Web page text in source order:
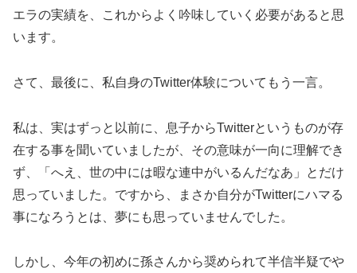
エラの実績を、これからよく吟味していく必要があると思
います。
さて、最後に、私自身のTwitter体験についてもう一言。
私は、実はずっと以前に、息子からTwitterというものが存
在する事を聞いていましたが、その意味が一向に理解でき
ず、「へえ、世の中には暇な連中がいるんだなあ」とだけ
思っていました。ですから、まさか自分がTwitterにハマる
事になろうとは、夢にも思っていませんでした。
しかし、今年の初めに孫さんから奨められて半信半疑でや